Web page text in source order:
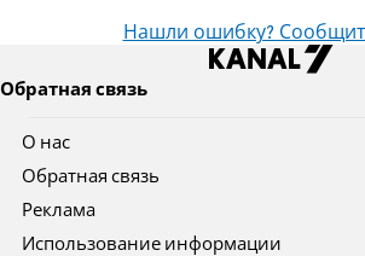
Нашли ошибку?
Обратная связь
О нас
Обратная связь
Реклама
Использование информации